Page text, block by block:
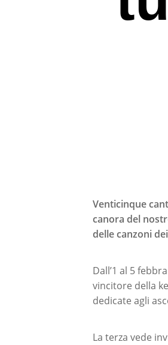
Premi invio per
Venticinque
canora del
delle canzoni
Dall’1 al 5
vincitore della
dedicate agli
La terza vede